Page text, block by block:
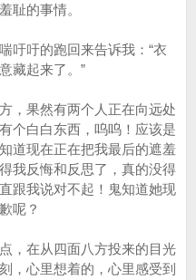
耻的事情。
吁的跑回来告诉我：“衣
藏起来了。”
果然有两个人正在向远处
个白白东西，呜呜！应该是
道现在正在把我最后的遮羞
我反悔和反思了，真的没得
跟我说对不起！鬼知道她现
呢？
在从四面八方投来的目光
，心里想着的，心里感受到